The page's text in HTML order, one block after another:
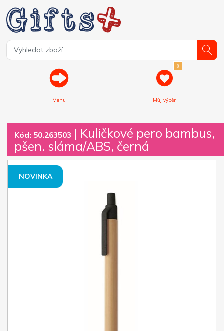
Menu
0
Můj výběr
Kód: 50.263503 | Kuličkové pero bambus,
pšen. sláma/ABS, černá
NOVINKA